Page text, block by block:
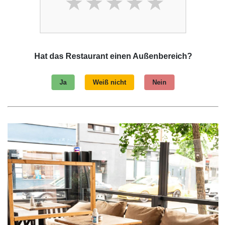
Hat das Restaurant einen Außenbereich?
Ja Weiß nicht Nein